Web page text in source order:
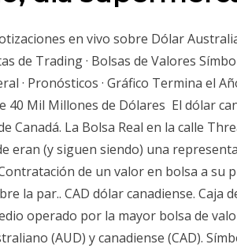
en vivo sobre Dólar
de Trading · Bolsas de Valores
· Pronósticos · Gráfico Termina el
40 Mil Millones de Dólares El dólar
Canadá. La Bolsa Real en la calle
eran (y siguen siendo) una
de un valor en bolsa a su
la par.. CAD dólar canadiense. Caja
operado por la mayor bolsa de
(AUD) y canadiense (CAD).